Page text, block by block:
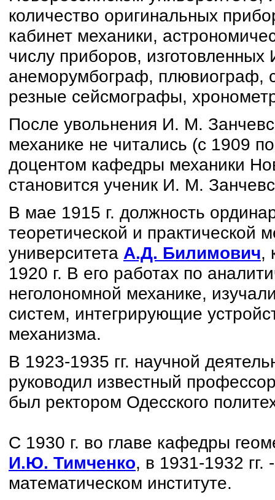
количество оригинальных
кабинет механики,
числу приборов,
анеморумбограф, плювиограф,
резные сейсмографы,
После увольнения И. М.
механике не читались (с 1909
доцентом кафедры механики
становится ученик И. М.
В мае 1915 г. должность
теоретической и практической
университета А.Д. Билимович,
1920 г. В его работах по
неголономной механике,
систем, интегрирующие
механизма.
В 1923-1935 гг. научной
руководил известный
был ректором Одесского
С 1930 г. во главе кафедры
И.Ю. Тимченко, в 1931-1932 гг.
математическом институте.